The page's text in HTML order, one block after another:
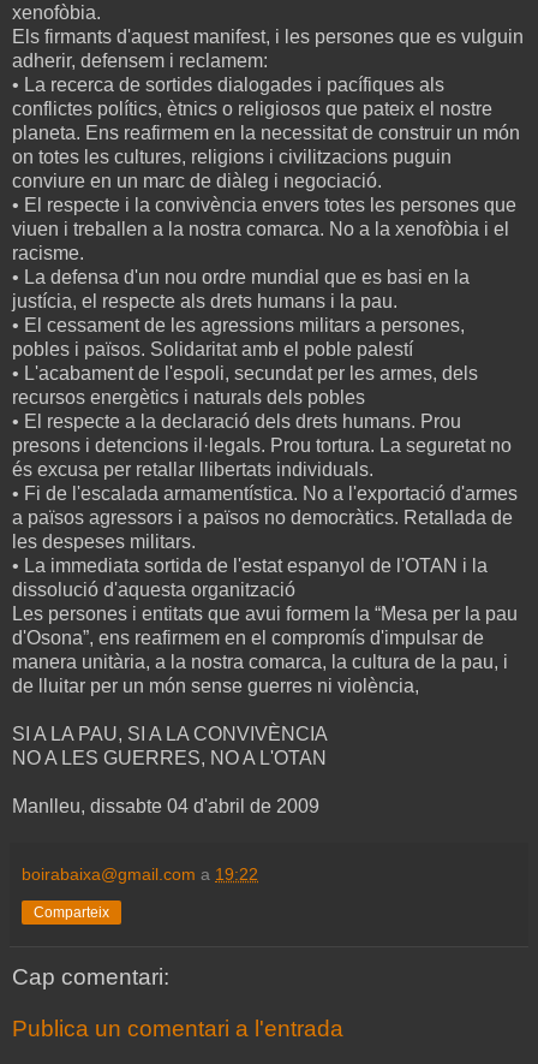
xenofòbia.
Els firmants d'aquest manifest, i les persones que es vulguin
adherir, defensem i reclamem:
• La recerca de sortides dialogades i pacífiques als
conflictes polítics, ètnics o religiosos que pateix el nostre
planeta. Ens reafirmem en la necessitat de construir un món
on totes les cultures, religions i civilitzacions puguin
conviure en un marc de diàleg i negociació.
• El respecte i la convivència envers totes les persones que
viuen i treballen a la nostra comarca. No a la xenofòbia i el
racisme.
• La defensa d'un nou ordre mundial que es basi en la
justícia, el respecte als drets humans i la pau.
• El cessament de les agressions militars a persones,
pobles i països. Solidaritat amb el poble palestí
• L'acabament de l'espoli, secundat per les armes, dels
recursos energètics i naturals dels pobles
• El respecte a la declaració dels drets humans. Prou
presons i detencions il·legals. Prou tortura. La seguretat no
és excusa per retallar llibertats individuals.
• Fi de l'escalada armamentística. No a l'exportació d'armes
a països agressors i a països no democràtics. Retallada de
les despeses militars.
• La immediata sortida de l'estat espanyol de l'OTAN i la
dissolució d'aquesta organització
Les persones i entitats que avui formem la “Mesa per la pau
d'Osona”, ens reafirmem en el compromís d'impulsar de
manera unitària, a la nostra comarca, la cultura de la pau, i
de lluitar per un món sense guerres ni violència,
SI A LA PAU, SI A LA CONVIVÈNCIA
NO A LES GUERRES, NO A L'OTAN
Manlleu, dissabte 04 d'abril de 2009
boirabaixa@gmail.com a 19:22
Comparteix
Cap comentari:
Publica un comentari a l'entrada